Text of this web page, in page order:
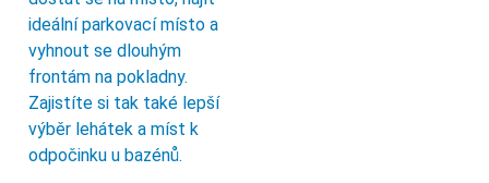
ideální parkovací místo a
vyhnout se dlouhým
frontám na pokladny.
Zajistíte si tak také lepší
výběr lehátek a míst k
odpočinku u bazénů.